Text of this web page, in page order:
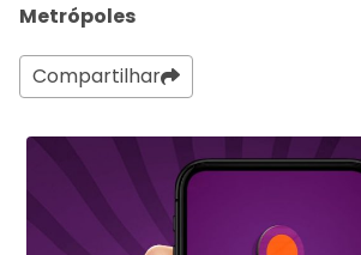
Metrópoles
Compartilhar